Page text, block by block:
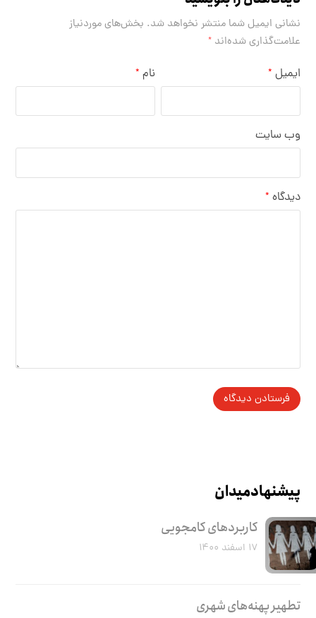
نشانی ایمیل شما منتشر نخواهد شد. بخش‌های موردنیاز
علامت‌گذاری شده‌اند*
نام * ایمیل *
وب‌ سایت
دیدگاه *
پیشنهاد میدان
کاربرد‌های کامجویی
۱۷ اسفند ۱۴۰۰
تطهیر پهنه‌های شهری